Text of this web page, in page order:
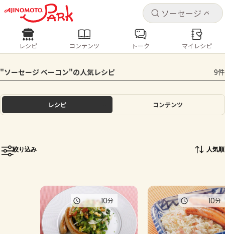
キャ
ログインするとレシピを保存できます
ログイン
ホーム
トーク
よくあるお問い合わせ
キャ
レシピ コンテンツ
人気の食材・レシピ
きゅうり なす トマト とうもろこし
ピーマン
レシピ コンテンツ トーク マイレシピ
"ソーセージ ベーコン"の人気レシピ 9件
レシピ コンテンツ
絞り込み 人気順
10分 10分